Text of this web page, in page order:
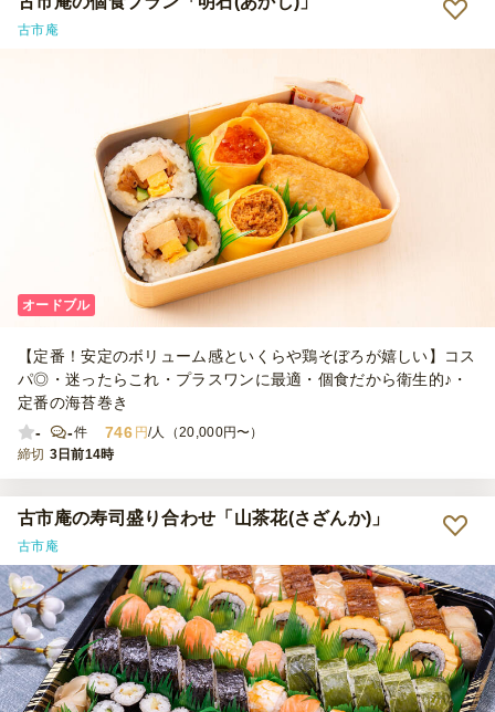
古市庵
オードブル
【定番！安定のボリューム感といくらや鶏そぼろが嬉しい】コス
パ◎・迷ったらこれ・プラスワンに最適・個食だから衛生的♪・
定番の海苔巻き
-
-件 746 円/人（20,000円〜）
締切 3日前14時
古市庵の寿司盛り合わせ「山茶花(さざんか)」
古市庵